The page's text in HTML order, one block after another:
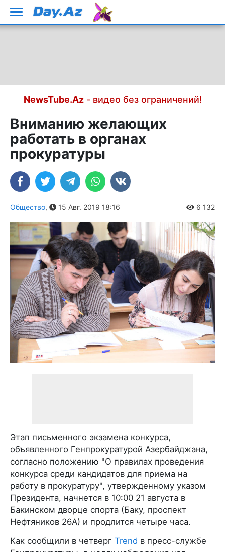
NewsTube.Az- видео без ограничений!
Вниманию желающих
работать в органах
прокуратуры
Общество, 15 Авг. 2019 18:16 6 132
Этап письменного экзамена конкурса,
объявленного Генпрокуратурой Азербайджана,
согласно положению "О правилах проведения
конкурса среди кандидатов для приема на
работу в прокуратуру", утвержденному указом
Президента, начнется в 10:00 21 августа в
Бакинском дворце спорта (Баку, проспект
Нефтяников 26А) и продлится четыре часа.
Как сообщили в четверг Trend в пресс-службе